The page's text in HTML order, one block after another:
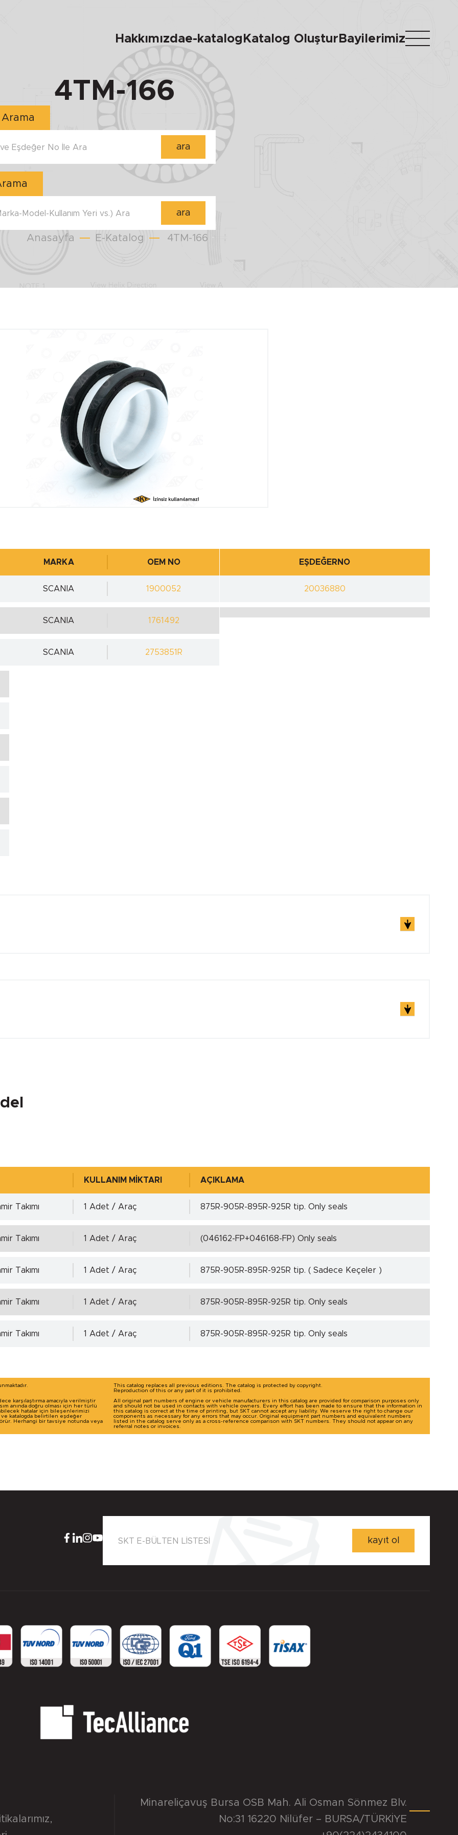
Hakkımızdae-katalog Katalog Oluştur Bayilerimiz
4TM-166
Numara ile Arama
Eşdeğer No İle Ara ara
Model-Kullanım Yeri vs.) Ara ara
Anasayfa E-Katalog 4TM-166
MARKA OEM NO
SCANIA 1900052
SCANIA 1761492
SCANIA 2753851R
EŞDEĞERNO
20036880
) -
)
Detaylı incelemek için tıklayınız!
KULLANIM MİKTARI AÇIKLAMA
Takımı 1 Adet / Araç 875R-905R-895R-925R tip. Only seals
Takımı 1 Adet / Araç (046162-FP+046168-FP) Only seals
Takımı 1 Adet / Araç 875R-905R-895R-925R tip. ( Sadece Keçeler )
Takımı 1 Adet / Araç 875R-905R-895R-925R tip. Only seals
Takımı 1 Adet / Araç 875R-905R-895R-925R tip. Only seals
karşılaştırma amacıyla verilmiştir
anında doğru olması için her türlü
hatalar için bileşenlerimizi
ve katalogda belirtilen eşdeğer
Herhangi bir tavsiye notunda veya
This catalog replaces all previous editions. The catalog is protected by copyright.
Reproduction of this or any part of it is prohibited.
All original part numbers of engine or vehicle manufacturers in this catalog are provided for comparison purposes only
and should not be used in contacts with vehicle owners. Every effort has been made to ensure that the information in
this catalog is correct at the time of printing, but SKT cannot accept any liability. We reserve the right to change our
components as necessary for any errors that may occur. Original equipment part numbers and equivalent numbers
listed in the catalog serve only as a cross-reference comparison with SKT numbers. They should not appear on any
referral notes or invoices.
SKT E-BÜLTEN LİSTESİ kayıt ol
,
Minareliçavuş Bursa OSB Mah. Ali Osman Sönmez Blv.
No:31 16220 Nilüfer – BURSA/TÜRKİYE